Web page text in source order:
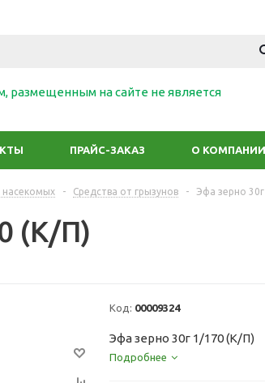
размещенным на сайте не является
ПРАЙС-ЗАКАЗ О КОМПАНИИ
насекомых - Средства от грызунов - Эфа зерно
(К/П)
Код: 00009324
Эфа зерно 30г 1/170 (К/П)
Подробнее